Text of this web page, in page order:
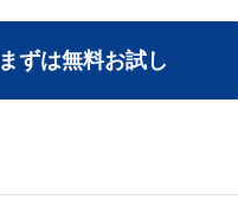
まずは無料お試し